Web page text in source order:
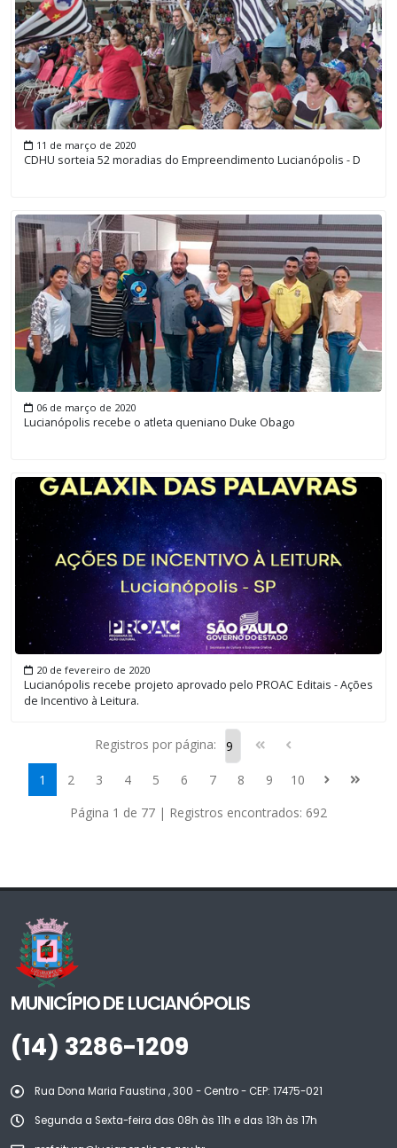
11 de março de 2020
CDHU sorteia 52 moradias do Empreendimento Lucianópolis - D
06 de março de 2020
Lucianópolis recebe o atleta queniano Duke Obago
20 de fevereiro de 2020
Lucianópolis recebe projeto aprovado pelo PROAC Editais - Ações
de Incentivo à Leitura.
Registros por página:
1 2 3 4 5 6 7 8 9
10
Página 1 de 77 | Registros encontrados: 692
MUNICÍPIO DE LUCIANÓPOLIS
(14) 3286-1209
Rua Dona Maria Faustina , 300 - Centro - CEP: 17475-021
Segunda a Sexta-feira das 08h às 11h e das 13h às 17h